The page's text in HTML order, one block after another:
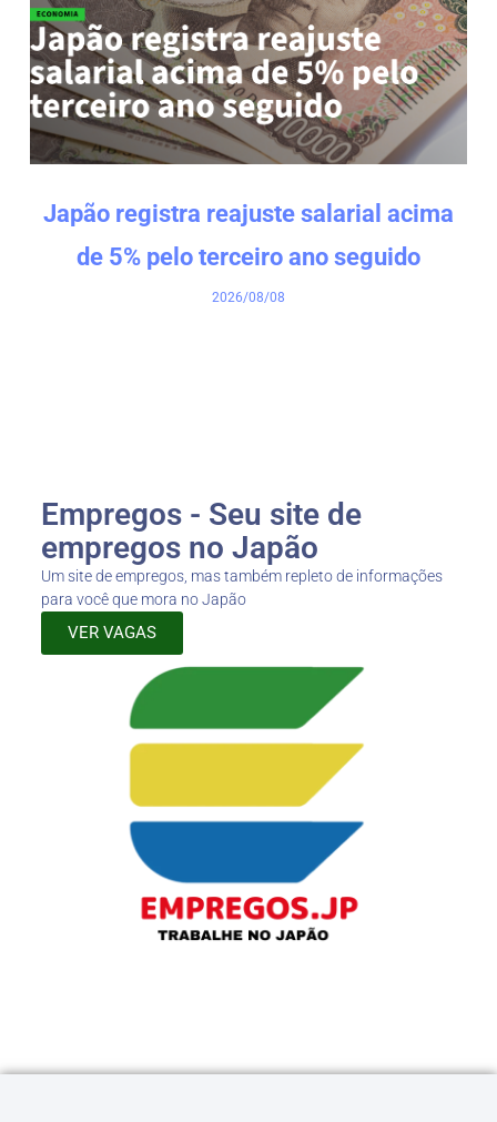
Japão registra reajuste salarial acima
de 5% pelo terceiro ano seguido
2026/08/08
Empregos - Seu site de
empregos no Japão
Um site de empregos, mas também repleto de informações
para você que mora no Japão
VER VAGAS